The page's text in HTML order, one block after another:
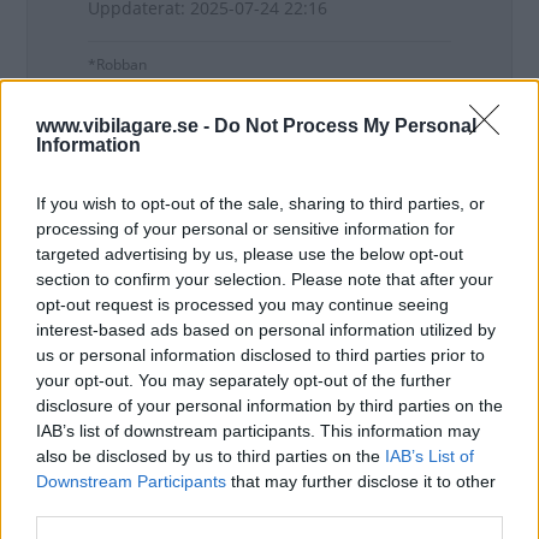
www.vibilagare.se - Do Not Process My Personal
Information
If you wish to opt-out of the sale, sharing to third parties, or
processing of your personal or sensitive information for
targeted advertising by us, please use the below opt-out
section to confirm your selection. Please note that after your
opt-out request is processed you may continue seeing
interest-based ads based on personal information utilized by
us or personal information disclosed to third parties prior to
your opt-out. You may separately opt-out of the further
disclosure of your personal information by third parties on the
IAB’s list of downstream participants. This information may
also be disclosed by us to third parties on the IAB’s List of
Downstream Participants that may further disclose it to other
Uppdaterat: 2025-07-24 22:16
*Robban
Tester: De senaste vi kört